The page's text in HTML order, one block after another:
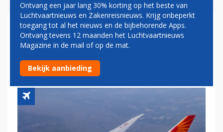
AIR INDIA ONTDEKT GEEN
PROBLEMEN MET
BRANDSTOFSCHAKELAARS
Ontvang een jaar lang 30% korting op het beste van
Luchtvaartnieuws en Zakenreisnieuws. Krijg onbeperkt
toegang tot al het nieuws en de bijbehorende Apps.
Ontvang tevens 12 maanden het Luchtvaartnieuws
Magazine in de mail of op de mat.
Bekijk aanbieding